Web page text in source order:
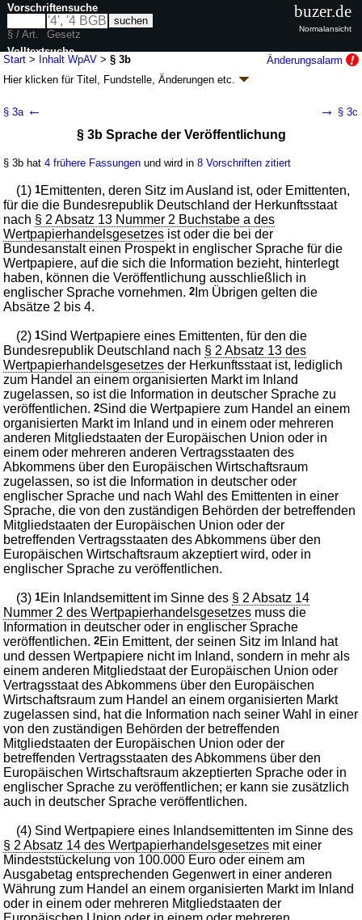
Start > Inhalt WpAV >§ 3b
Änderungsalarm
Hier klicken fürTitel, Fundstelle, Änderungen etc.
(WpAV)
V. v. 13.12.2004BGBl. I S. 3376 ; zuletzt geändert durchArtikel 10
Geltung ab 18.12.2004; FNA: 4110-4-9Börsenvorschriften
Abschnitt 3 Veröffentlichung von Informationen und
Mitteilung über die Veröffentlichung
Unterabschnitt 1 Allgemeine Vorschriften
§ 3a ← → § 3c
§ 3b Sprache der Veröffentlichung
§ 3b hat4 frühere Fassungen und wird in8 Vorschriften zitiert
(1)1Emittenten, deren Sitz im Ausland ist, oder Emittenten,
für die die Bundesrepublik Deutschland der Herkunftsstaat
nach § 2 Absatz 13 Nummer 2 Buchstabe a des
Wertpapierhandelsgesetzes ist oder die bei der
Bundesanstalt einen Prospekt in englischer Sprache für die
Wertpapiere, auf die sich die Information bezieht, hinterlegt
haben, können die Veröffentlichung ausschließlich in
englischer Sprache vornehmen.2 Im Übrigen gelten die
Absätze 2 bis 4.
(2)1Sind Wertpapiere eines Emittenten, für den die
Bundesrepublik Deutschland nach § 2 Absatz 13 des
Wertpapierhandelsgesetzes der Herkunftsstaat ist, lediglich
zum Handel an einem organisierten Markt im Inland
zugelassen, so ist die Information in deutscher Sprache zu
veröffentlichen.2Sind die Wertpapiere zum Handel an einem
organisierten Markt im Inland und in einem oder mehreren
anderen Mitgliedstaaten der Europäischen Union oder in
einem oder mehreren anderen Vertragsstaaten des
Abkommens über den Europäischen Wirtschaftsraum
zugelassen, so ist die Information in deutscher oder
englischer Sprache und nach Wahl des Emittenten in einer
Sprache, die von den zuständigen Behörden der betreffenden
Mitgliedstaaten der Europäischen Union oder der
betreffenden Vertragsstaaten des Abkommens über den
Europäischen Wirtschaftsraum akzeptiert wird, oder in
englischer Sprache zu veröffentlichen.
(3)1Ein Inlandsemittent im Sinne des § 2 Absatz 14
Nummer 2 des Wertpapierhandelsgesetzes muss die
Information in deutscher oder in englischer Sprache
veröffentlichen.2Ein Emittent, der seinen Sitz im Inland hat
und dessen Wertpapiere nicht im Inland, sondern in mehr als
einem anderen Mitgliedstaat der Europäischen Union oder
Vertragsstaat des Abkommens über den Europäischen
Wirtschaftsraum zum Handel an einem organisierten Markt
zugelassen sind, hat die Information nach seiner Wahl in einer
von den zuständigen Behörden der betreffenden
Mitgliedstaaten der Europäischen Union oder der
betreffenden Vertragsstaaten des Abkommens über den
Europäischen Wirtschaftsraum akzeptierten Sprache oder in
englischer Sprache zu veröffentlichen; er kann sie zusätzlich
auch in deutscher Sprache veröffentlichen.
(4) Sind Wertpapiere eines Inlandsemittenten im Sinne des
§ 2 Absatz 14 des Wertpapierhandelsgesetzes mit einer
Mindeststückelung von 100.000 Euro oder einem am
Ausgabetag entsprechenden Gegenwert in einer anderen
Währung zum Handel an einem organisierten Markt im Inland
oder in einem oder mehreren Mitgliedstaaten der
Vorschriftensuche
§ / Art.
Gesetz
Volltextsuche
nur in WpAV
buzer.de
Normalansicht